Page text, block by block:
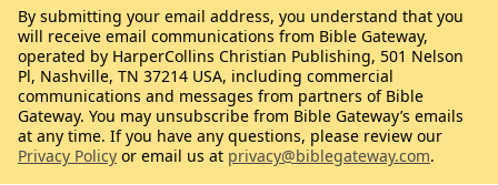
By submitting your email address, you understand that you
will receive email communications from Bible Gateway,
operated by HarperCollins Christian Publishing, 501 Nelson
Pl, Nashville, TN 37214 USA, including commercial
communications and messages from partners of Bible
Gateway. You may unsubscribe from Bible Gateway’s emails
at any time. If you have any questions, please review our
Privacy Policy or email us at privacy@biblegateway.com.